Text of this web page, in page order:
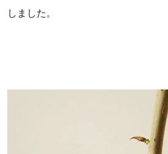
しました。